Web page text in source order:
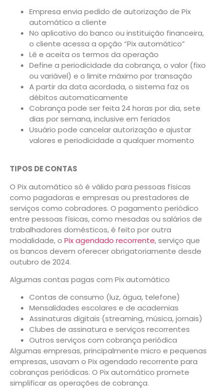
Empresa envia pedido de autorização de Pix
automático a cliente
No aplicativo do banco ou instituição financeira,
o cliente acessa a opção “Pix automático”
Lê e aceita os termos da operação
Define a periodicidade da cobrança, o valor (fixo
ou variável) e o limite máximo por transação
A partir da data acordada, o sistema faz os
débitos automaticamente
Cobrança pode ser feita 24 horas por dia, sete
dias por semana, inclusive em feriados
Usuário pode cancelar autorização e ajustar
valores e periodicidade a qualquer momento
TIPOS DE CONTAS
O Pix automático só é válido para pessoas físicas
como pagadoras e empresas ou prestadores de
serviços como cobradores. O pagamento periódico
entre pessoas físicas, como mesadas ou salários de
trabalhadores domésticos, é feito por outra
modalidade, o Pix agendado recorrente, serviço que
os bancos devem oferecer obrigatoriamente desde
outubro de 2024.
Algumas contas pagas com Pix automático
Contas de consumo (luz, água, telefone)
Mensalidades escolares e de academias
Assinaturas digitais (streaming, música, jornais)
Clubes de assinatura e serviços recorrentes
Outros serviços com cobrança periódica
Algumas empresas, principalmente micro e pequenas
empresas, usavam o Pix agendado recorrente para
cobranças periódicas. O Pix automático promete
simplificar as operações de cobrança.